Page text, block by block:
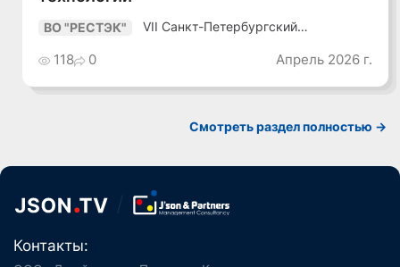
ВО "РЕСТЭК"
VII Санкт-Петербургский
118 0 Апрель 2026 г.
Смотреть раздел полностью ->
Контакты: